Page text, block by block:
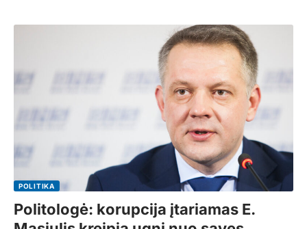
POLITIKA
Politologė: korupcija įtariamas E.